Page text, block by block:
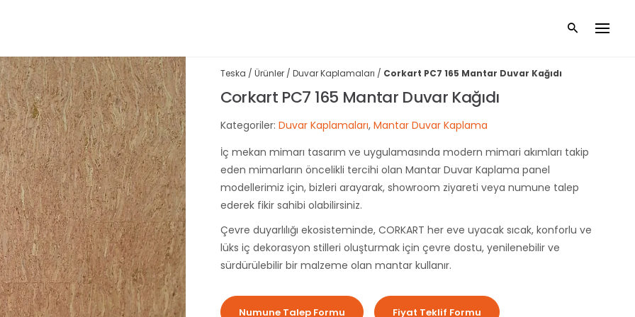
Teska / Ürünler/ Duvar Kaplamaları / Corkart PC7 165 Mantar Duvar Kağıdı
Corkart PC7 165 Mantar Duvar Kağıdı
Kategoriler: Duvar Kaplamaları, Mantar Duvar Kaplama
İç mekan mimarı tasarım ve uygulamasında modern mimari akımları takip
eden mimarların öncelikli tercihi olan Mantar Duvar Kaplama panel
modellerimiz için, bizleri arayarak, showroom ziyareti veya numune talep
ederek fikir sahibi olabilirsiniz.
Çevre duyarlılığı ekosisteminde, CORKART her eve uyacak sıcak, konforlu ve
lüks iç dekorasyon stilleri oluşturmak için çevre dostu, yenilenebilir ve
sürdürülebilir bir malzeme olan mantar kullanır.
Numune Talep Formu Fiyat Teklif Formu